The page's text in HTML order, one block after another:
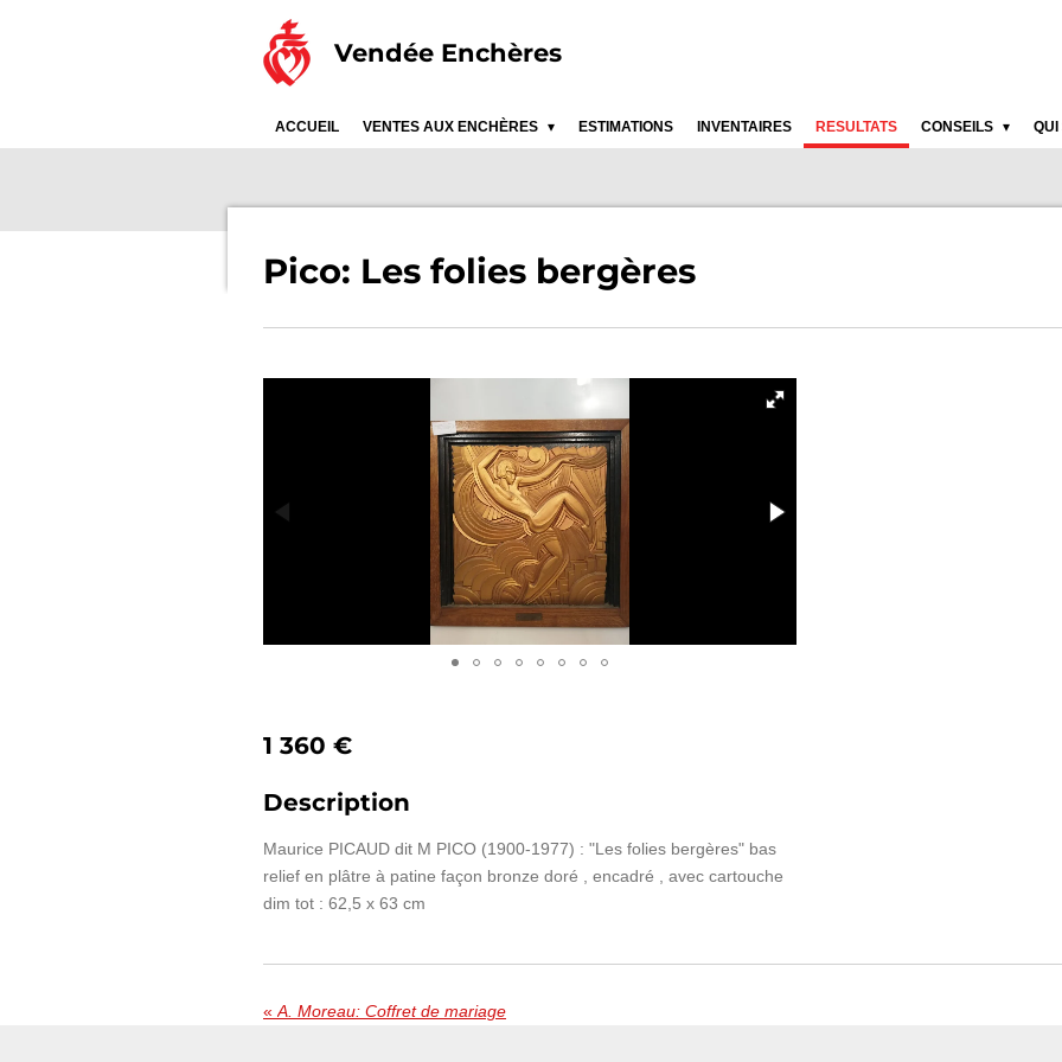
Vendée Enchères
ACCUEIL VENTES AUX ENCHÈRES ESTIMATIONS INVENTAIRES RESULTATS CONSEILS QUI
Pico: Les folies bergères
1 360 €
Description
Maurice PICAUD dit M PICO (1900-1977) : "Les folies bergères" bas
relief en plâtre à patine façon bronze doré , encadré , avec cartouche
dim tot : 62,5 x 63 cm
« A. Moreau: Coffret de mariage